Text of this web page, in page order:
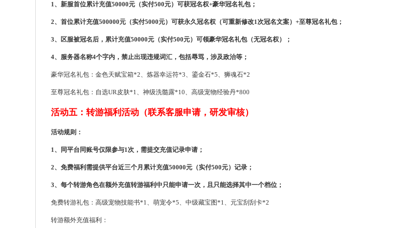
1、新服首位累计充值50000元（实付500元）可获冠名权+豪华冠名礼包；
2、首位累计充值500000元（实付5000元）可获永久冠名权（可重新修改1次冠名文案）+至尊冠名礼包；
3、区服被冠名后，累计充值50000元（实付500元）可领豪华冠名礼包（无冠名权）；
4、服务器名称4个字内，禁止出现违规词汇，包括辱骂，涉及政治等；
豪华冠名礼包：金色天赋宝箱*2、炼器幸运符*3、鎏金石*5、狮魂石*2
至尊冠名礼包：自选UR皮肤*1、神级洗髓露*10、高级宠物经验丹*800
活动五：转游福利活动（联系客服申请，研发审核）
活动规则：
1、同平台同账号仅限参与1次，需提交充值记录申请；
2、免费福利需提供平台近三个月累计充值50000元（实付500元）记录；
3、每个转游角色在额外充值转游福利中只能申请一次，且只能选择其中一个档位；
免费转游礼包：高级宠物技能书*1、萌宠令*5、中级藏宝图*1、元宝刮刮卡*2
转游额外充值福利：